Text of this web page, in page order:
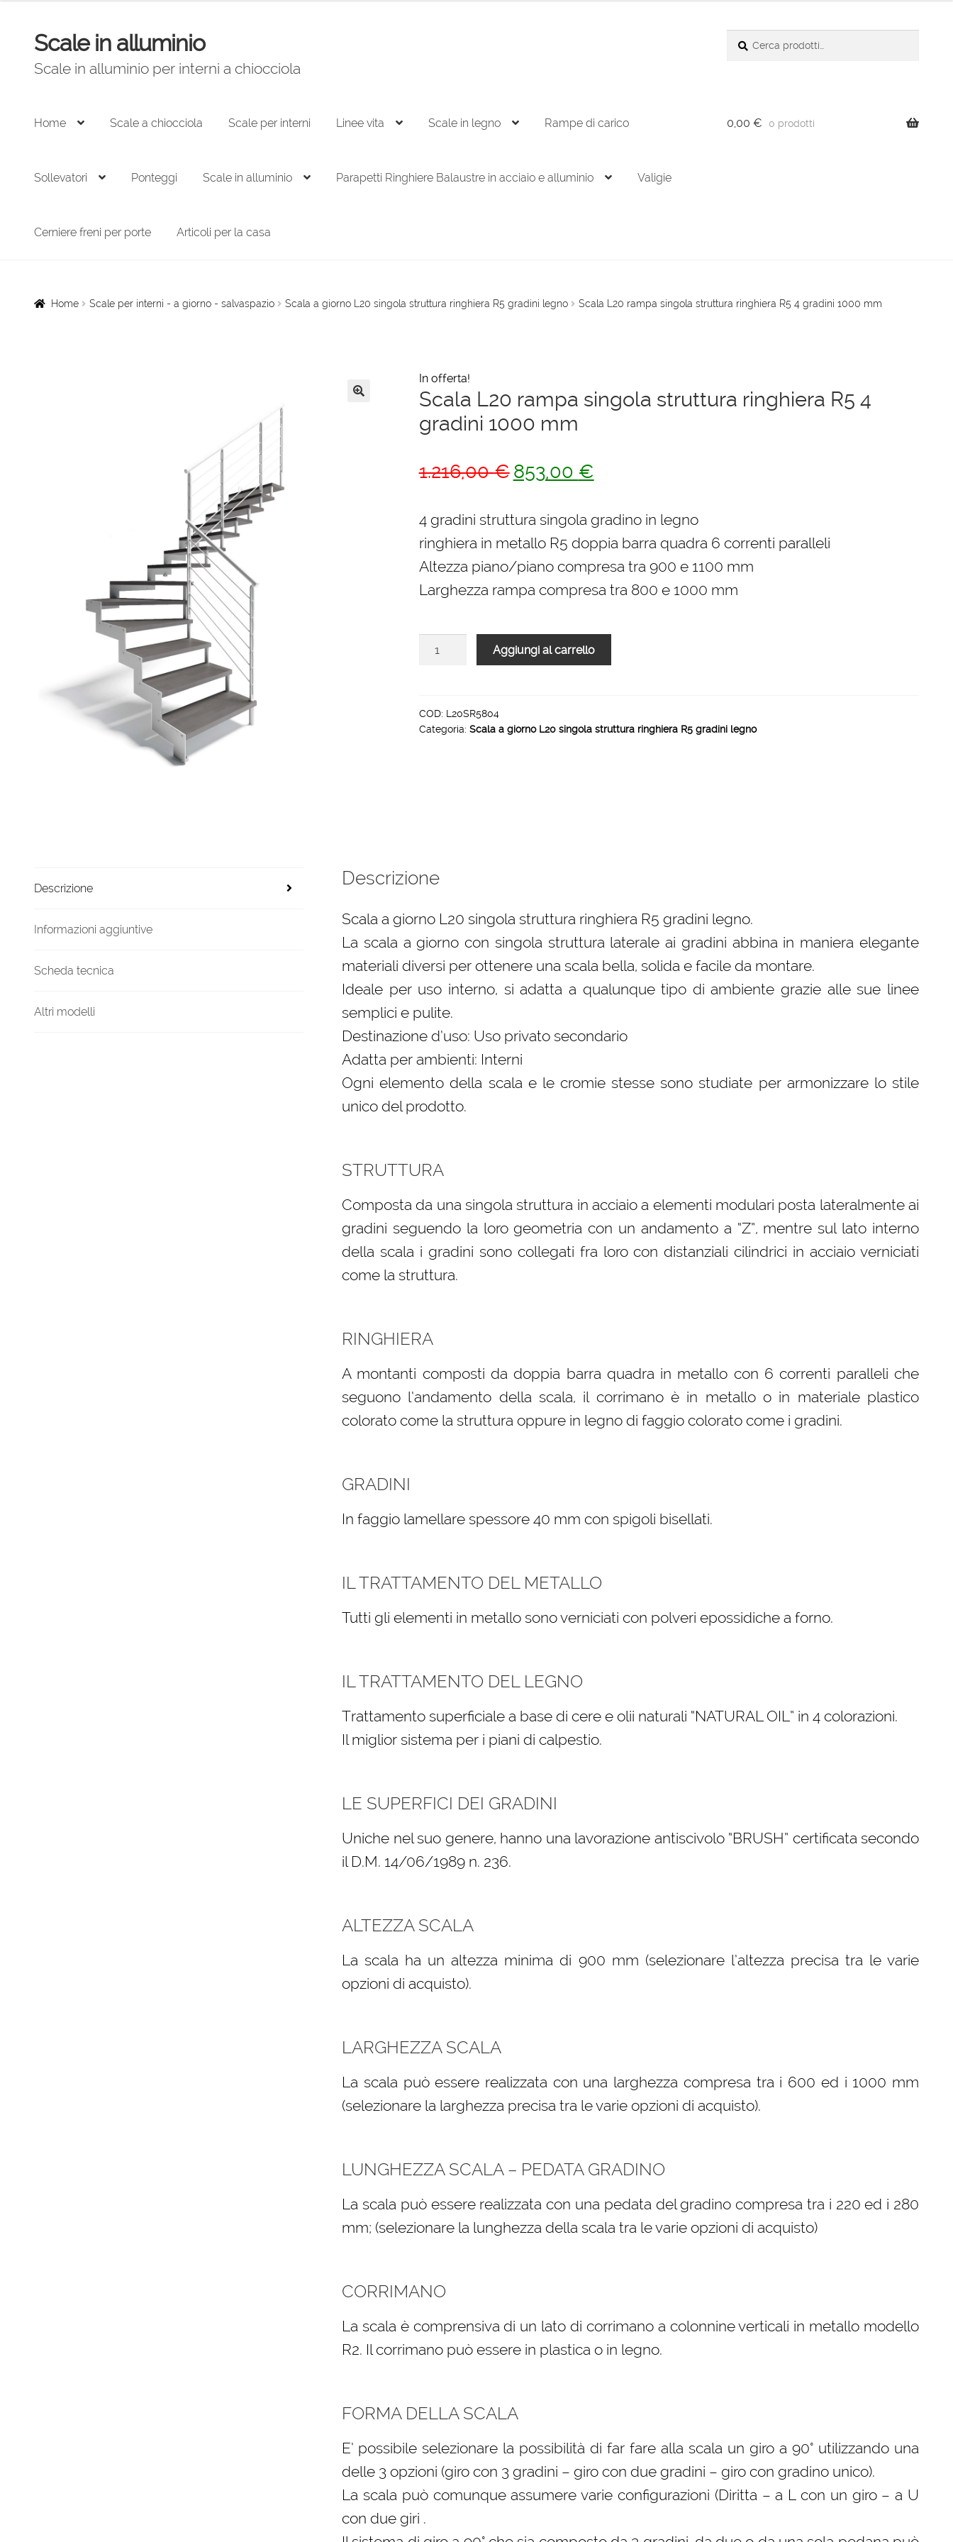
Vai
alla
navigazione
Vai
al
contenuto
Scale in alluminio
Scale in alluminio per interni a chiocciola
Home Scale a chiocciola Scale per interni Linee vita Scale in legno Rampe di carico
Sollevatori Ponteggi Scale in alluminio Parapetti Ringhiere Balaustre in acciaio e alluminio Valigie
Cerniere freni per porte Articoli per la casa
0,00 € 0 prodotti
Home Scale per interni - a giorno - salvaspazio Scala a giorno L20 singola struttura ringhiera R5 gradini legno Scala L20 rampa singola struttura ringhiera R5 4 gradini 1000 mm
In offerta!
Scala L20 rampa singola struttura ringhiera R5 4
gradini 1000 mm
1.216,00€ Il
originale
era:
1.216,00 €.
853,00 €
attuale
è:
853,00 €.
4 gradini struttura singola gradino in legno
ringhiera in metallo R5 doppia barra quadra 6 correnti paralleli
Altezza piano/piano compresa tra 900 e 1100 mm
Larghezza rampa compresa tra 800 e 1000 mm
struttura
ringhiera
Aggiungi al carrello
COD: L20SR5804
Categoria: Scala a giorno L20 singola struttura ringhiera R5 gradini legno
Descrizione
Informazioni aggiuntive
Scheda tecnica
Altri modelli
Descrizione
Scala a giorno L20 singola struttura ringhiera R5 gradini legno.
La scala a giorno con singola struttura laterale ai gradini abbina in maniera elegante
materiali diversi per ottenere una scala bella, solida e facile da montare.
Ideale per uso interno, si adatta a qualunque tipo di ambiente grazie alle sue linee
semplici e pulite.
Destinazione d’uso: Uso privato secondario
Adatta per ambienti: Interni
Ogni elemento della scala e le cromie stesse sono studiate per armonizzare lo stile
unico del prodotto.
STRUTTURA
Composta da una singola struttura in acciaio a elementi modulari posta lateralmente ai
gradini seguendo la loro geometria con un andamento a “Z”, mentre sul lato interno
della scala i gradini sono collegati fra loro con distanziali cilindrici in acciaio verniciati
come la struttura.
RINGHIERA
A montanti composti da doppia barra quadra in metallo con 6 correnti paralleli che
seguono l’andamento della scala, il corrimano è in metallo o in materiale plastico
colorato come la struttura oppure in legno di faggio colorato come i gradini.
GRADINI
In faggio lamellare spessore 40 mm con spigoli bisellati.
IL TRATTAMENTO DEL METALLO
Tutti gli elementi in metallo sono verniciati con polveri epossidiche a forno.
IL TRATTAMENTO DEL LEGNO
Trattamento superficiale a base di cere e olii naturali “NATURAL OIL” in 4 colorazioni.
Il miglior sistema per i piani di calpestio.
LE SUPERFICI DEI GRADINI
Uniche nel suo genere, hanno una lavorazione antiscivolo “BRUSH” certificata secondo
il D.M. 14/06/1989 n. 236.
ALTEZZA SCALA
La scala ha un altezza minima di 900 mm (selezionare l’altezza precisa tra le varie
opzioni di acquisto).
LARGHEZZA SCALA
La scala può essere realizzata con una larghezza compresa tra i 600 ed i 1000 mm
(selezionare la larghezza precisa tra le varie opzioni di acquisto).
LUNGHEZZA SCALA – PEDATA GRADINO
La scala può essere realizzata con una pedata del gradino compresa tra i 220 ed i 280
mm; (selezionare la lunghezza della scala tra le varie opzioni di acquisto)
CORRIMANO
La scala è comprensiva di un lato di corrimano a colonnine verticali in metallo modello
R2. Il corrimano può essere in plastica o in legno.
FORMA DELLA SCALA
E’ possibile selezionare la possibilità di far fare alla scala un giro a 90° utilizzando una
delle 3 opzioni (giro con 3 gradini – giro con due gradini – giro con gradino unico).
La scala può comunque assumere varie configurazioni (Diritta – a L con un giro – a U
con due giri .
originale
1.216,00 €.
attuale
853,00 €.